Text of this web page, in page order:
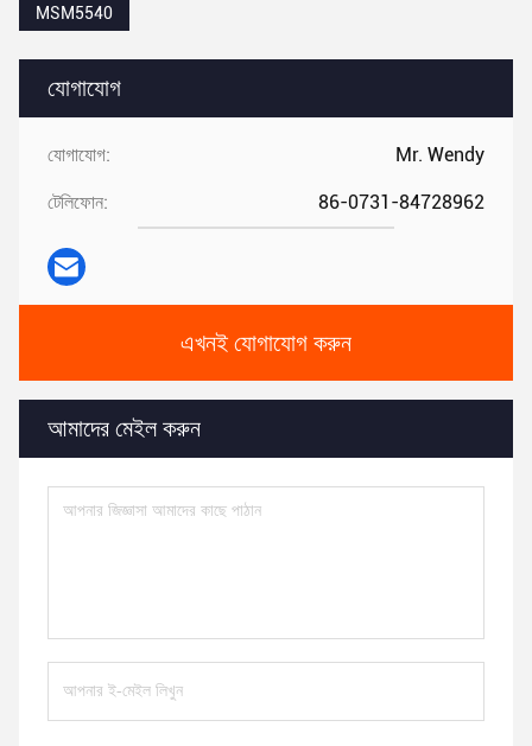
যোগাযোগ
যোগাযোগ: Mr. Wendy
টেলিফোন: 86-0731-84728962
এখনই যোগাযোগ করুন
আমাদের মেইল ​​করুন
MSM5540